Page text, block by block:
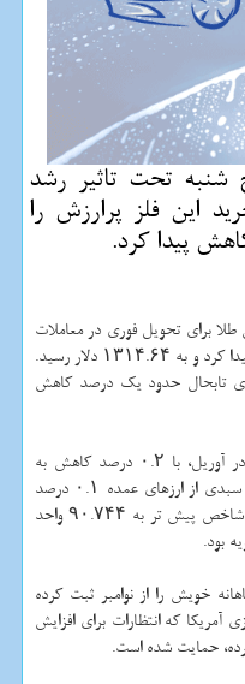
تحت تاثیر رشد
این فلز پرارزش را
پیدا كرد.
برای تحویل فوری در معاملات
سنگاپور ۰.۲ درصد كاهش پیدا كرد و به ۱۳۱۴.۶۴ دلار رسید.
تابحال حدود یك درصد كاهش
آمریكا هر اونس طلا برای تحویل در آوریل، با ۰.۲ درصد كاهش به
۱۳۱۵.۴ دلار رسید. شاخص دلار در برابر سبدی از ارزهای عمده ۰.۱ درصد
رشد كرد و در ۹۰.۷۰۰ واحد ایستاد. این شاخص پیش تر به ۹۰.۷۴۴ واحد
خویش را از نوامبر ثبت كرده
كه انتظارات برای افزایش
حمایت شده است.